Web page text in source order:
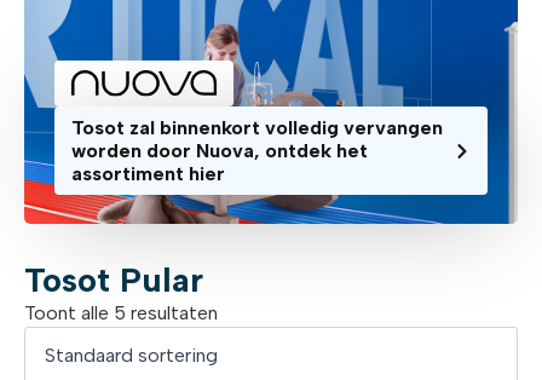
Tosot zal binnenkort volledig vervangen
worden door Nuova, ontdek het
assortiment hier
Tosot Pular
Toont alle 5 resultaten